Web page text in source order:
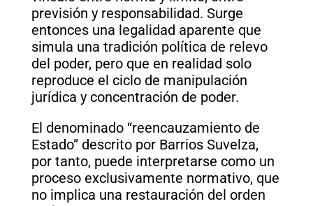
previsión y responsabilidad. Surge
entonces una legalidad aparente que
simula una tradición política de relevo
del poder, pero que en realidad solo
reproduce el ciclo de manipulación
jurídica y concentración de poder.
El denominado “reencauzamiento de
Estado” descrito por Barrios Suvelza,
por tanto, puede interpretarse como un
proceso exclusivamente normativo, que
no implica una restauración del orden